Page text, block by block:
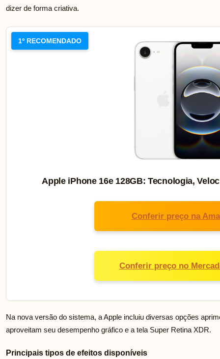
dizer de forma criativa.
1º RECOMENDADO
Apple iPhone 16e 128GB: Tecnologia,
Conferir preço na
Conferir preço no
Na nova versão do sistema, a Apple incluiu diversas opções
aproveitam seu desempenho gráfico e a tela Super Retina XDR.
Principais tipos de efeitos disponíveis